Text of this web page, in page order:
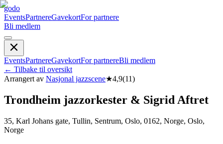
godo
EventsPartnereGavekortFor partnere
Bli medlem
EventsPartnereGavekortFor partnereBli medlem
← Tilbake til oversikt
Arrangert av Nasjonal jazzscene★4,9(11)
Trondheim jazzorkester & Sigrid Aftret
35, Karl Johans gate, Tullin, Sentrum, Oslo, 0162, Norge, Oslo,
Norge